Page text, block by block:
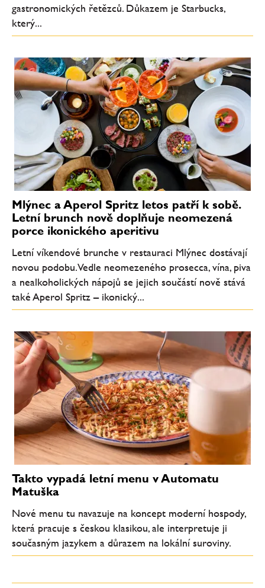
gastronomických řetězců. Důkazem je Starbucks,
který...
Mlýnec a Aperol Spritz letos patří k sobě.
Letní brunch nově doplňuje neomezená
porce ikonického aperitivu
Letní víkendové brunche v restauraci Mlýnec dostávají
novou podobu. Vedle neomezeného prosecca, vína, piva
a nealkoholických nápojů se jejich součástí nově stává
také Aperol Spritz – ikonický...
Takto vypadá letní menu v Automatu
Matuška
Nové menu tu navazuje na koncept moderní hospody,
která pracuje s českou klasikou, ale interpretuje ji
současným jazykem a důrazem na lokální suroviny.